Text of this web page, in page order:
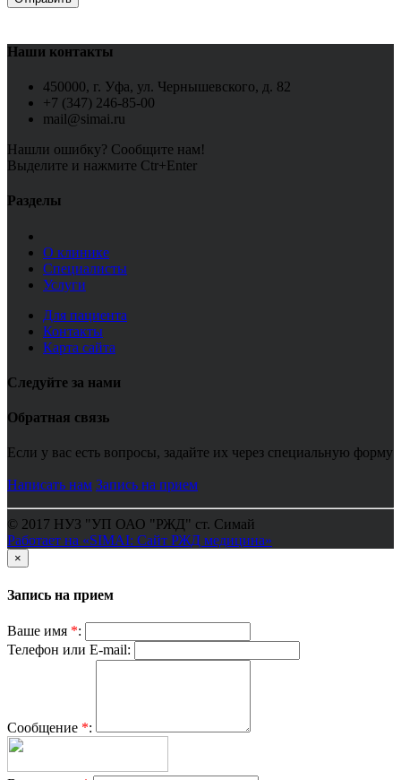
Наши контакты
450000, г. Уфа, ул. Чернышевского, д. 82
+7 (347) 246-85-00
mail@simai.ru
Нашли ошибку? Сообщите нам!
Выделите и нажмите Ctr+Enter
Разделы
О клинике
Специалисты
Услуги
Для пациента
Контакты
Карта сайта
Следуйте за нами
Обратная связь
Если у вас есть вопросы, задайте их через специальную форму
Написать нам Запись на прием
© 2017 НУЗ "УП ОАО "РЖД" ст. Симай
Работает на «SIMAI: Сайт РЖД медицина»
×
Запись на прием
Ваше имя *:
Телефон или E-mail:
Сообщение *: